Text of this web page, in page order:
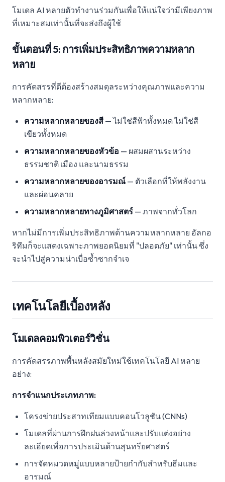
โมเดล AI หลายตัวทำงานร่วมกันเพื่อให้แน่ใจว่ามีเพียงภาพ
ที่เหมาะสมเท่านั้นที่จะส่งถึงผู้ใช้
ขั้นตอนที่ 5: การเพิ่มประสิทธิภาพความหลาก
หลาย
การคัดสรรที่ดีต้องสร้างสมดุลระหว่างคุณภาพและความ
หลากหลาย:
ความหลากหลายของสี — ไม่ใช่สีฟ้าทั้งหมด ไม่ใช่สี
เขียวทั้งหมด
ความหลากหลายของหัวข้อ — ผสมผสานระหว่าง
ธรรมชาติ เมือง และนามธรรม
ความหลากหลายของอารมณ์ — ตัวเลือกที่ให้พลังงาน
และผ่อนคลาย
ความหลากหลายทางภูมิศาสตร์ — ภาพจากทั่วโลก
หากไม่มีการเพิ่มประสิทธิภาพด้านความหลากหลาย อัลกอ
ริทึมก็จะแสดงเฉพาะภาพยอดนิยมที่ "ปลอดภัย" เท่านั้น ซึ่ง
จะนำไปสู่ความน่าเบื่อซ้ำซากจำเจ
เทคโนโลยีเบื้องหลัง
โมเดลคอมพิวเตอร์วิชั่น
การคัดสรรภาพพื้นหลังสมัยใหม่ใช้เทคโนโลยี AI หลาย
อย่าง:
การจำแนกประเภทภาพ:
โครงข่ายประสาทเทียมแบบคอนโวลูชัน (CNNs)
โมเดลที่ผ่านการฝึกฝนล่วงหน้าและปรับแต่งอย่าง
ละเอียดเพื่อการประเมินด้านสุนทรียศาสตร์
การจัดหมวดหมู่แบบหลายป้ายกำกับสำหรับธีมและ
อารมณ์